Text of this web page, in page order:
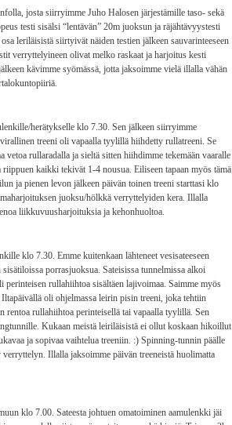
josta siirryimme Juho Halosen järjestämille taso- sekä
testi sisälsi “lentävän” 20m juoksun ja räjähtävyystesti
leriläisistä siirtyivät näiden testien jälkeen sauvarinteeseen
verryttelyineen olivat melko raskaat ja harjoitus kesti
kävimme syömässä, jotta jaksoimme vielä illalla vähän
herätykselle klo 7.30. Sen jälkeen siirryimme
treeni oli vapaalla tyylillä hiihdetty rullatreeni. Se
vetoa rullaradalla ja sieltä sitten hiihdimme tekemään vaaralle
kaikki tekivät 1-4 nousua. Eiliseen tapaan myös tämä
ja pienen levon jälkeen päivän toinen treeni starttasi klo
juoksu/hölkkä verryttelyiden kera. Illalla
liikkuvuusharjoituksia ja kehonhuoltoa.
klo 7.30. Emme kuitenkaan lähteneet vesisateeseen
porrasjuoksua. Sateisissa tunnelmissa alkoi
perinteisen rullahiihtoa sisältäen lajivoimaa. Saimme myös
oli ohjelmassa leirin pisin treeni, joka tehtiin
rentoa rullahiihtoa perinteisellä tai vapaalla tyylillä. Sen
Kukaan meistä leiriläisistä ei ollut koskaan hikoillut
ja sopivaa vaihtelua treeniin. :) Spinning-tunnin päälle
Illalla jaksoimme päivän treeneistä huolimatta
klo 7.00. Sateesta johtuen omatoiminen aamulenkki jäi